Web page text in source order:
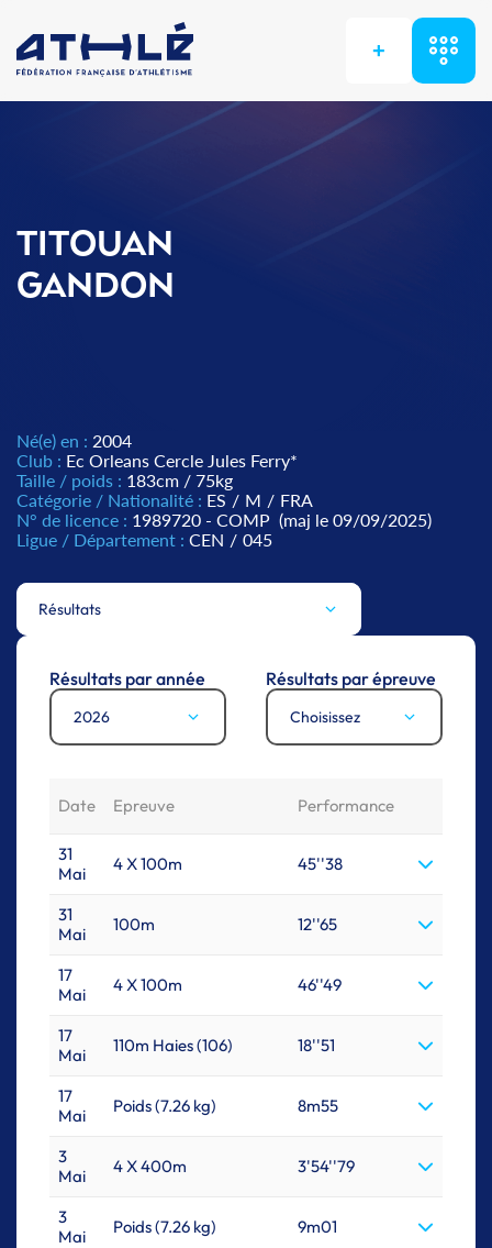
+
TITOUAN
GANDON
Né(e) en : 2004
Club : Ec Orleans Cercle Jules Ferry*
Taille / poids : 183cm / 75kg
Catégorie / Nationalité : ES / M / FRA
N° de licence : 1989720 - COMP (maj le 09/09/2025)
Ligue / Département : CEN / 045
Résultats
Résultats par année
2026
Résultats par épreuve
Choisissez
Date Epreuve Performance
31
Mai
4 X 100m 45''38
31
Mai
100m 12''65
17
Mai
4 X 100m 46''49
17
Mai
110m Haies (106) 18''51
17
Mai
Poids (7.26 kg) 8m55
3
Mai
4 X 400m 3'54''79
3
Mai
Poids (7.26 kg) 9m01